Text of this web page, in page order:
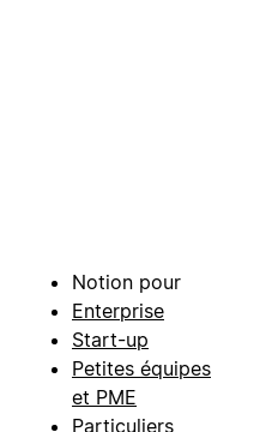
Notion pour
Enterprise
Start-up
Petites équipes
et PME
Particuliers